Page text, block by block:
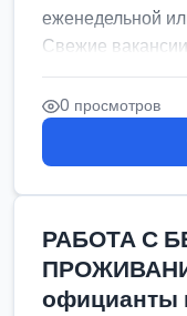
еженедельной
Свежие вакансии
0 просмотров
РАБОТА С
официанты